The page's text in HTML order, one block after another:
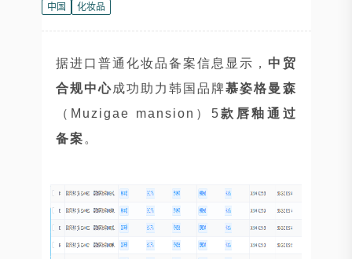
中国
化妆品
据进口普通化妆品备案信息显示， 中贸
合规中心成功助力韩国品牌慕姿格曼森
（Muzigae mansion）5款唇釉通过
备案 。